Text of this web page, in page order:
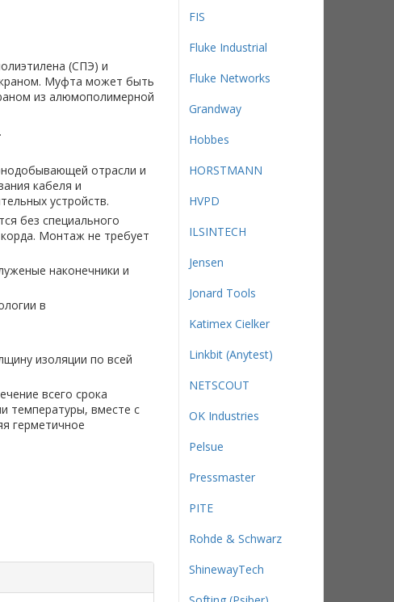
(СПЭ) и
Муфта может быть
из алюмополимерной
отрасли и
кабеля и
устройств.
без специального
Монтаж не требует
наконечники и
в
изоляции по всей
всего срока
температуры, вместе с
герметичное
FIS
Fluke Industrial
Fluke Networks
Grandway
Hobbes
HORSTMANN
HVPD
ILSINTECH
Jensen
Jonard Tools
Katimex Cielker
Linkbit (Anytest)
NETSCOUT
OK Industries
Pelsue
Pressmaster
PITE
Rohde & Schwarz
ShinewayTech